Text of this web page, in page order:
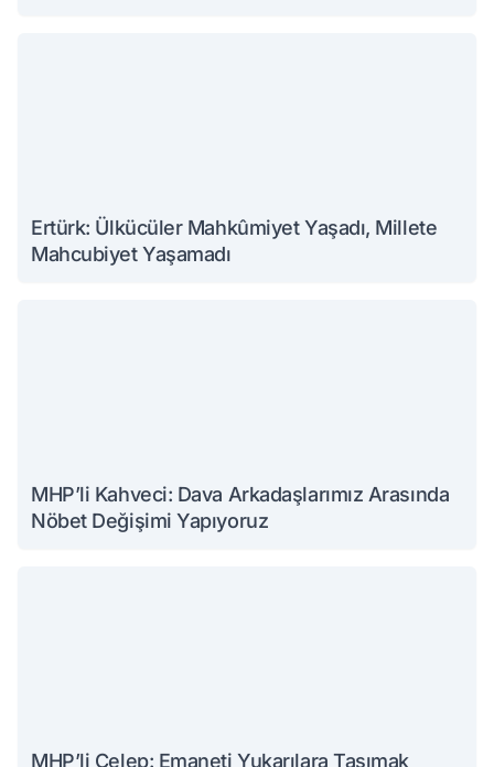
Ertürk: Ülkücüler Mahkûmiyet Yaşadı, Millete
Mahcubiyet Yaşamadı
MHP’li Kahveci: Dava Arkadaşlarımız Arasında
Nöbet Değişimi Yapıyoruz
MHP’li Celep: Emaneti Yukarılara Taşımak